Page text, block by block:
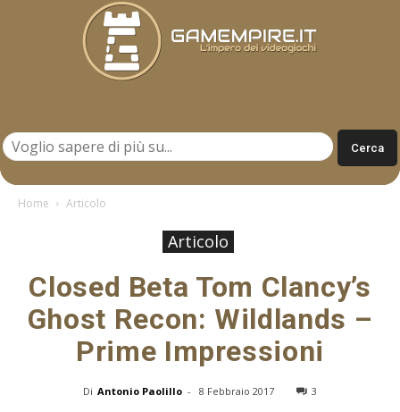
Home Articolo
Articolo
Closed Beta Tom Clancy’s
Ghost Recon: Wildlands –
Prime Impressioni
Di Antonio Paolillo - 8 Febbraio 2017 3